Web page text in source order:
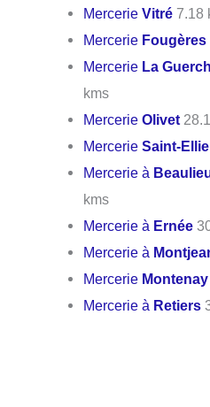
MercerieVitré 7.18
Mercerie Fougères
Mercerie La
kms
MercerieOlivet
MercerieSaint-
Mercerie à
kms
Mercerie à Ernée
Mercerie à
Mercerie Montenay
Mercerie à Retiers